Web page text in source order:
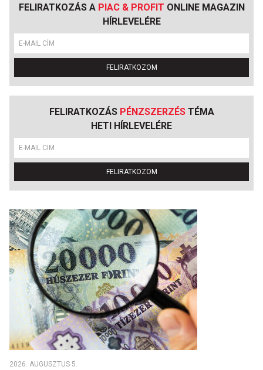
FELIRATKOZÁS A PIAC & PROFIT ONLINE MAGAZIN
HÍRLEVELÉRE
FELIRATKOZOM
FELIRATKOZÁS PÉNZSZERZÉSTÉMA
HETI HÍRLEVELÉRE
FELIRATKOZOM
2026. AUGUSZTUS 5.